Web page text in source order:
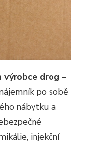
výrobce drog –
po sobě
nábytku a
injekční